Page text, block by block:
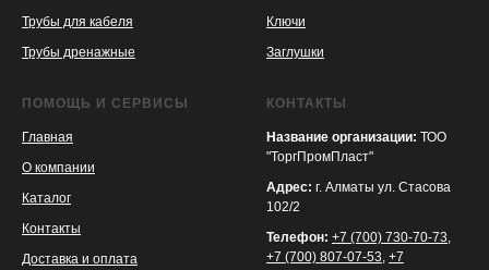
Трубы для кабеля
Трубы дренажные
Ключи
Заглушки
ПОМОЩЬ И СЕРВИСЫ
Главная
О компании
Каталог
Контакты
Доставка и оплата
КОНТАКТЫ
Название организации: ТОО
"ТоргПромПласт"
Адрес: г. Алматы ул. Стасова
102/2
Телефон: +7 (700) 730-70-73
+7 (700) 807-07-53 +7